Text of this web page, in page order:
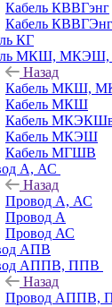
Кабель КВВГэнг
Кабель
КГ
МКШ,
Назад
Кабель МКШ,
Кабель МКШ
Кабель
Кабель МКЭШ
Кабель МГШВ
А, АС
Назад
Провод А, АС
Провод А
Провод АС
АПВ
АППВ, ППВ
Назад
Провод АППВ,